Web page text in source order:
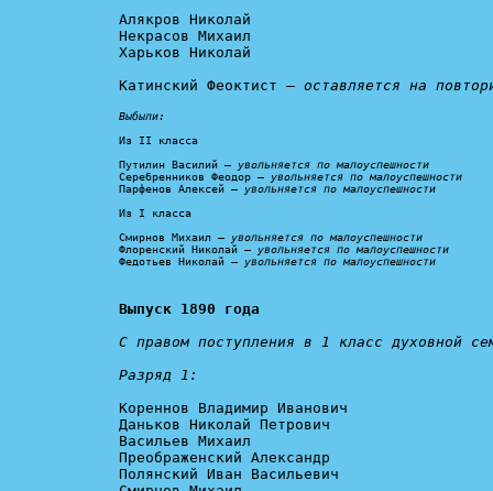
Алякров Николай
Некрасов Михаил
Харьков Николай
Катинский Феоктист – оставляется на
Выбыли:
Из II класса
Путилин Василий – увольняется по малоуспешности
Серебренников Феодор – увольняется по малоуспешности
Парфенов Алексей – увольняется по малоуспешности
Из I класса
Смирнов Михаил – увольняется по малоуспешности
Флоренский Николай – увольняется по малоуспешности
Федотьев Николай – увольняется по малоуспешности
Выпуск 1890 года
С правом поступления в 1 класс духовной
Разряд 1:
Кореннов Владимир Иванович
Даньков Николай Петрович
Васильев Михаил
Преображенский Александр
Полянский Иван Васильевич